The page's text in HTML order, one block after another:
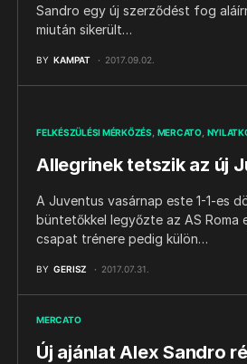
Sandro egy új szerződést fog
miután sikerült…
BY KAMPAT 2017.09.02.
FELKÉSZÜLÉSI MÉRKŐZÉS MERCATO
Allegrinek tetszik az új
A Juventus vasárnap este 1-1-es
büntetőkkel legyőzte az AS Roma
csapat trénere pedig külön…
BY GERISZ 2017.07.31.
MERCATO
Új ajánlat Alex Sandro